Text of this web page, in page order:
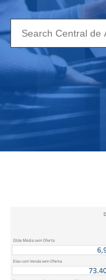
Search
for: